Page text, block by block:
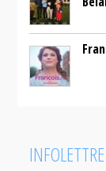
INFOLETTRE